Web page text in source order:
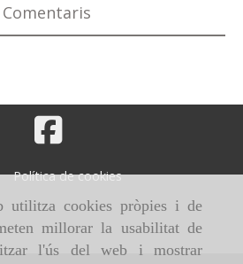
utilitza cookies pròpies i de
millorar la usabilitat de
l'ús del web i mostrar
Comentaris
Política de cookies